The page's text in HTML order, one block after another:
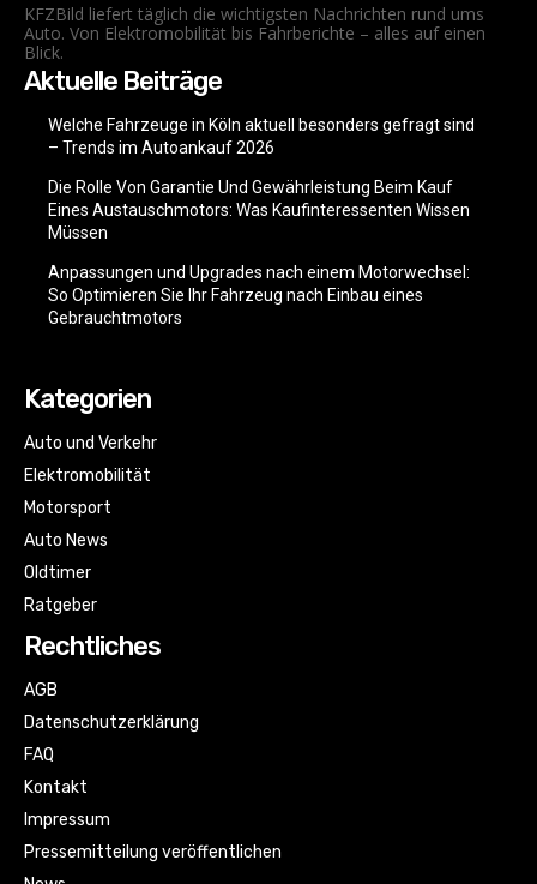
KFZBild liefert täglich die wichtigsten Nachrichten rund ums
Auto. Von Elektromobilität bis Fahrberichte – alles auf einen
Blick.
Aktuelle Beiträge
Welche Fahrzeuge in Köln aktuell besonders gefragt sind
– Trends im Autoankauf 2026
Die Rolle Von Garantie Und Gewährleistung Beim Kauf
Eines Austauschmotors: Was Kaufinteressenten Wissen
Müssen
Anpassungen und Upgrades nach einem Motorwechsel:
So Optimieren Sie Ihr Fahrzeug nach Einbau eines
Gebrauchtmotors
Kategorien
Auto und Verkehr
Elektromobilität
Motorsport
Auto News
Oldtimer
Ratgeber
Rechtliches
AGB
Datenschutzerklärung
FAQ
Kontakt
Impressum
Pressemitteilung veröffentlichen